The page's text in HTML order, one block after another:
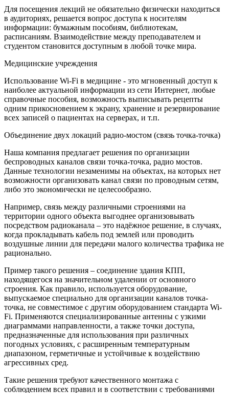
Для посещения лекций не обязательно физически находиться
в аудиториях, решается вопрос доступа к носителям
информации: бумажным пособиям, библиотекам,
расписаниям. Взаимодействие между преподавателем и
студентом становится доступным в любой точке мира.
Медицинские учреждения
Использование Wi-Fi в медицине - это мгновенный доступ к
наиболее актуальной информации из сети Интернет, любые
справочные пособия, возможность выписывать рецепты
одним прикосновением к экрану, хранение и резервирование
всех записей о пациентах на серверах, и т.п.
Объединение двух локаций радио-мостом (связь точка-точка)
Наша компания предлагает решения по организации
беспроводных каналов связи точка-точка, радио мостов.
Данные технологии незаменимы на объектах, на которых нет
возможности организовать канал связи по проводным сетям,
либо это экономически не целесообразно.
Например, связь между различными строениями на
территории одного объекта выгоднее организовывать
посредством радиоканала – это надёжное решение, в случаях,
когда прокладывать кабель под землей или проводить
воздушные линии для передачи малого количества трафика не
рационально.
Пример такого решения – соединение здания КПП,
находящегося на значительном удалении от основного
строения. Как правило, используется оборудование,
выпускаемое специально для организации каналов точка-
точка, не совместимое с другим оборудованием стандарта Wi-
Fi. Применяются специализированные антенны с узкими
диаграммами направленности, а также точки доступа,
предназначенные для использования при различных
погодных условиях, с расширенным температурным
диапазоном, герметичные и устойчивые к воздействию
агрессивных сред.
Такие решения требуют качественного монтажа с
соблюдением всех правил и в соответствии с требованиями